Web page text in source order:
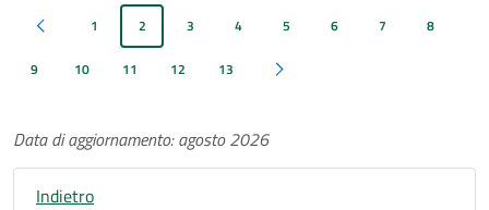
Pagina precedente
1 2 3 4 5 6 7 8
9 10 11 12 13 Pagina successiva
Data di aggiornamento: agosto 2026
Indietro